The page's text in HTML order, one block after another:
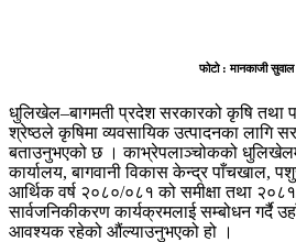
फोटो : मानकाजी सुवाल
धुलिखेल–बागमती प्रदेश सरकारको कृषि तथा
श्रेष्ठले कृषिमा व्यवसायिक उत्पादनका लागि
बताउनुभएको छ । काभ्रेपलाञ्चोकको
कार्यालय, बागवानी विकास केन्द्र पाँचखाल,
आर्थिक वर्ष २०८०/०८१ को समीक्षा तथा
सार्वजनिकीकरण कार्यक्रमलाई सम्बोधन गर्दै
आवश्यक रहेको औंल्याउनुभएको हो ।